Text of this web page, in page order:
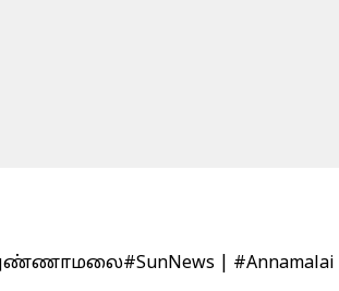
-அண்ணாமலை#SunNews #Annamalai